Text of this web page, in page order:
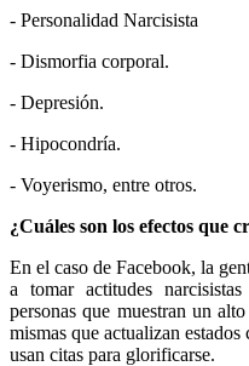
- Personalidad Narcisista
- Dismorfia corporal.
- Depresión.
- Hipocondría.
- Voyerismo, entre otros.
¿Cuáles son los efectos que
En el caso de Facebook, la
a tomar actitudes
personas que muestran un
mismas que actualizan
usan citas para glorificarse.